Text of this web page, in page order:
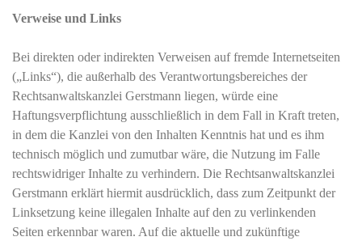
Verweise und Links
Bei direkten oder indirekten Verweisen auf fremde Internetseiten
(„Links“), die außerhalb des Verantwortungsbereiches der
Rechtsanwaltskanzlei Gerstmann liegen, würde eine
Haftungsverpflichtung ausschließlich in dem Fall in Kraft treten,
in dem die Kanzlei von den Inhalten Kenntnis hat und es ihm
technisch möglich und zumutbar wäre, die Nutzung im Falle
rechtswidriger Inhalte zu verhindern. Die Rechtsanwaltskanzlei
Gerstmann erklärt hiermit ausdrücklich, dass zum Zeitpunkt der
Linksetzung keine illegalen Inhalte auf den zu verlinkenden
Seiten erkennbar waren. Auf die aktuelle und zukünftige